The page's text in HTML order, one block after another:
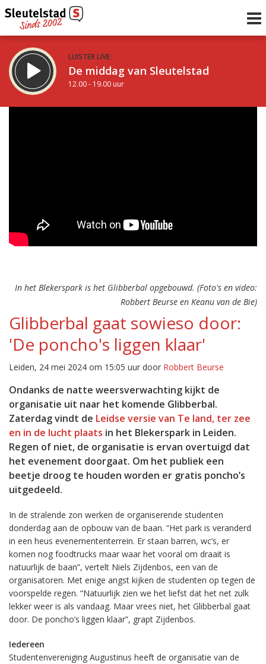
LUISTER LIVE:
De middag van Sleutelstad
12.00 - 19.00 uur
In het Blekerspark is het Glibberbal opgebouwd. (Foto's en video:
Robbert Beurse en Keanu van de Bie)
Glibberbal gaat sowieso door:
'De poncho's liggen klaar'
Leiden, 24 mei 2024 om 15:05 uur door Robbert Beurse
Ondanks de natte weersverwachting kijkt de
organisatie uit naar het komende Glibberbal.
Zaterdag vindt de Leidse versie van Te land, ter zee
en in de lucht plaats in het Blekerspark in Leiden.
Regen of niet, de organisatie is ervan overtuigd dat
het evenement doorgaat. Om het publiek een
beetje droog te houden worden er gratis poncho’s
uitgedeeld.
In de stralende zon werken de organiserende studenten
donderdag aan de opbouw van de baan. “Het park is veranderd
in een heus evenemententerrein. Er staan barren, wc’s, er
komen nog foodtrucks maar waar het vooral om draait is
natuurlijk de baan”, vertelt Niels Zijdenbos, een van de
organisatoren. Met enige angst kijken de studenten op tegen de
voorspelde regen. “Natuurlijk zien we het liefst dat het net zulk
lekker weer is als vandaag. Maar vrees niet, het Glibberbal gaat
door. De poncho’s liggen klaar”, grapt Zijdenbos.
Iedereen
Studentenvereniging Augustinus heeft de organisatie van de